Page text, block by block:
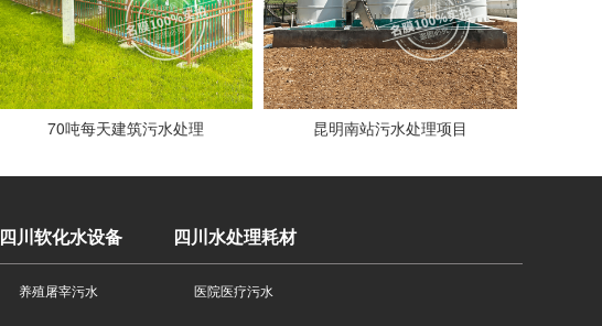
70吨每天建筑污水处理 昆明南站污水处理项目
四川软化水设备 四川水处理耗材
养殖屠宰污水
医院医疗污水